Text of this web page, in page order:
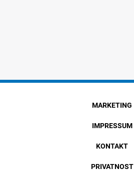
MARKETING
IMPRESSUM
KONTAKT
PRIVATNOST